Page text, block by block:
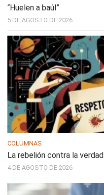
“Huelen a baúl”
5 DE AGOSTO DE 2026
COLUMNAS
La rebelión contra la verdad
4 DE AGOSTO DE 2026